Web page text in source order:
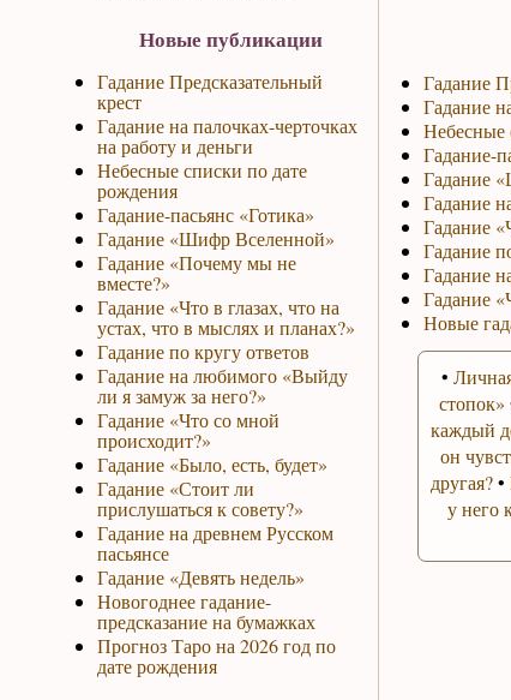
Новые публикации
Гадание Предсказательный
крест
Гадание на палочках-черточках
на работу и деньги
Небесные списки по дате
рождения
Гадание-пасьянс «Готика»
Гадание «Шифр Вселенной»
Гадание «Почему мы не
вместе?»
Гадание «Что в глазах, что на
устах, что в мыслях и планах?»
Гадание по кругу ответов
Гадание на любимого «Выйду
ли я замуж за него?»
Гадание «Что со мной
происходит?»
Гадание «Было, есть, будет»
Гадание «Стоит ли
прислушаться к совету?»
Гадание на древнем Русском
пасьянсе
Гадание «Девять недель»
Новогоднее гадание-
предсказание на бумажках
Прогноз Таро на 2026 год по
дате рождения
Гадание
Гадание
Небесные
Гадание-
Гадание
Гадание
Гадание
Гадание
Гадание
Гадание
Новые
•
стопок»
каждый
он
другая?•
у него